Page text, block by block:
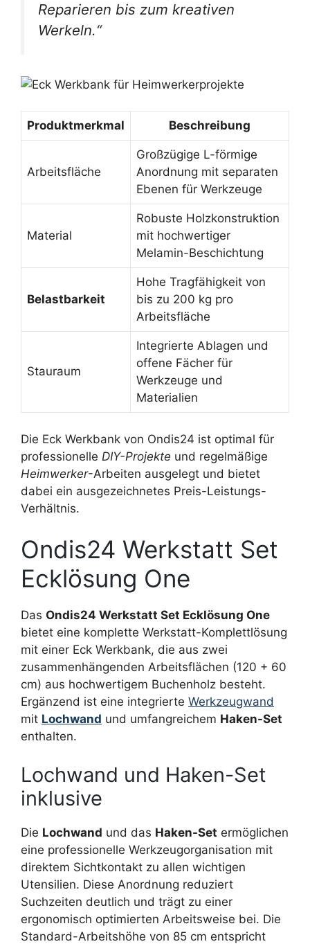
Reparieren bis zum kreativen
Werkeln.“
Produktmerkmal Beschreibung
Arbeitsfläche
Großzügige L-förmige
Anordnung mit separaten
Ebenen für Werkzeuge
Material
Robuste Holzkonstruktion
mit hochwertiger
Melamin-Beschichtung
Belastbarkeit
Hohe Tragfähigkeit von
bis zu 200 kg pro
Arbeitsfläche
Stauraum
Integrierte Ablagen und
offene Fächer für
Werkzeuge und
Materialien
Die Eck Werkbank von Ondis24 ist optimal für
professionelle DIY-Projekte und regelmäßige
Heimwerker-Arbeiten ausgelegt und bietet
dabei ein ausgezeichnetes Preis-Leistungs-
Verhältnis.
Ondis24 Werkstatt Set
Ecklösung One
Das Ondis24 Werkstatt Set Ecklösung One
bietet eine komplette Werkstatt-Komplettlösung
mit einer Eck Werkbank, die aus zwei
zusammenhängenden Arbeitsflächen (120 + 60
cm) aus hochwertigem Buchenholz besteht.
Ergänzend ist eine integrierte Werkzeugwand
mit Lochwand und umfangreichem Haken-Set
enthalten.
Lochwand und Haken-Set
inklusive
Die Lochwand und das Haken-Set ermöglichen
eine professionelle Werkzeugorganisation mit
direktem Sichtkontakt zu allen wichtigen
Utensilien. Diese Anordnung reduziert
Suchzeiten deutlich und trägt zu einer
ergonomisch optimierten Arbeitsweise bei. Die
Standard-Arbeitshöhe von 85 cm entspricht